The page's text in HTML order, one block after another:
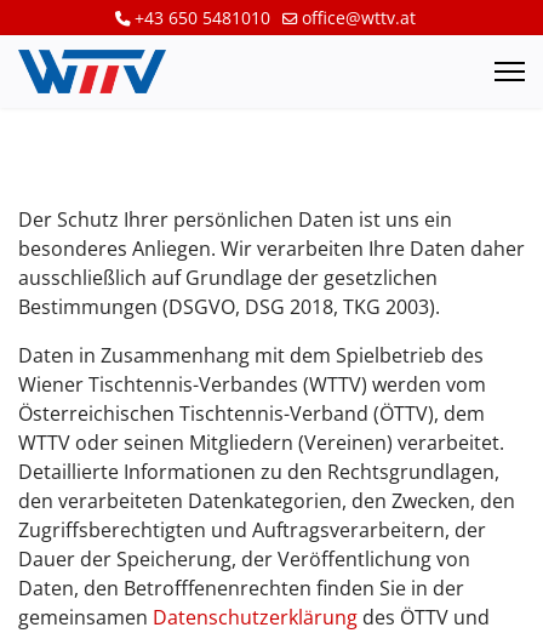
+43 650 5481010 office@wttv.at
Der Schutz Ihrer persönlichen Daten ist uns ein
besonderes Anliegen. Wir verarbeiten Ihre Daten daher
ausschließlich auf Grundlage der gesetzlichen
Bestimmungen (DSGVO, DSG 2018, TKG 2003).
Daten in Zusammenhang mit dem Spielbetrieb des
Wiener Tischtennis-Verbandes (WTTV) werden vom
Österreichischen Tischtennis-Verband (ÖTTV), dem
WTTV oder seinen Mitgliedern (Vereinen) verarbeitet.
Detaillierte Informationen zu den Rechtsgrundlagen,
den verarbeiteten Datenkategorien, den Zwecken, den
Zugriffsberechtigten und Auftragsverarbeitern, der
Dauer der Speicherung, der Veröffentlichung von
Daten, den Betrofffenenrechten finden Sie in der
gemeinsamen Datenschutzerklärung des ÖTTV und